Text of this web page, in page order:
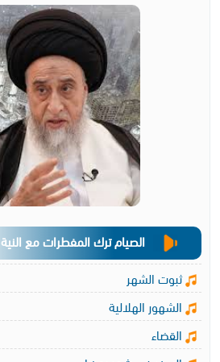
الصيام ترك المفطرات مع النية
ثبوت الشهر
الشهور الهلالية
القضاء